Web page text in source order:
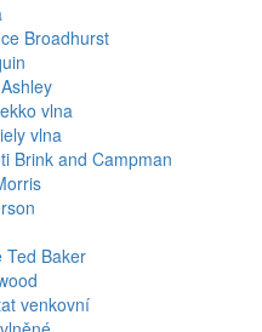
Broadhurst
vlna
vlna
Brink and Campman
Ted Baker
venkovní